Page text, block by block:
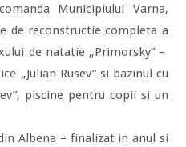
Municipiului Varna,
de reconstructie completa a
de natatie „Primorsky” –
„Julian Rusev” si bazinul cu
piscine pentru copii si un
Albena – finalizat in anul si